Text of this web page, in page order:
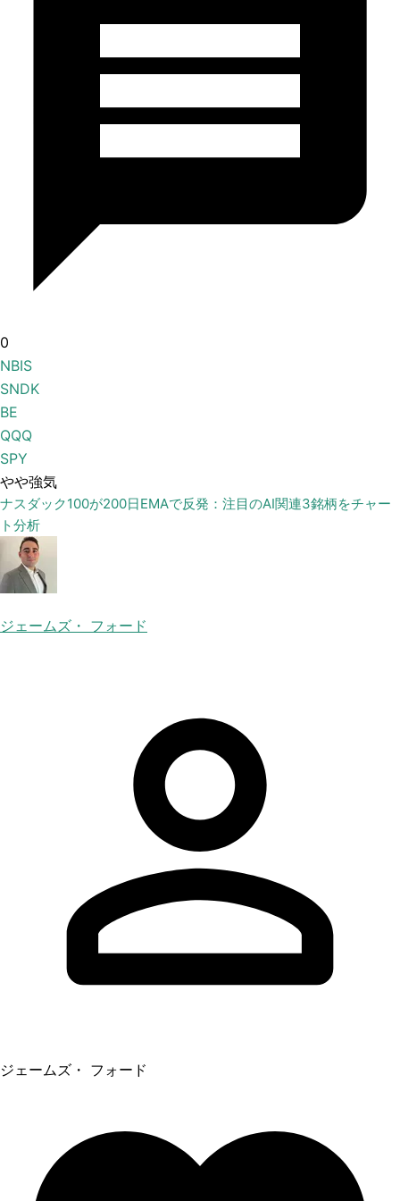
0
NBIS
SNDK
BE
QQQ
SPY
やや強気
ナスダック100が200日EMAで反発：注目のAI関連3銘柄をチャー
ト分析
ジェームズ・ フォード
ジェームズ・ フォード